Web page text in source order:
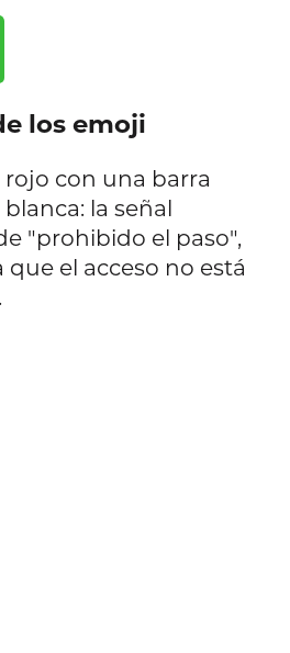
los emoji
rojo con una barra
la señal
"prohibido el paso",
el acceso no está